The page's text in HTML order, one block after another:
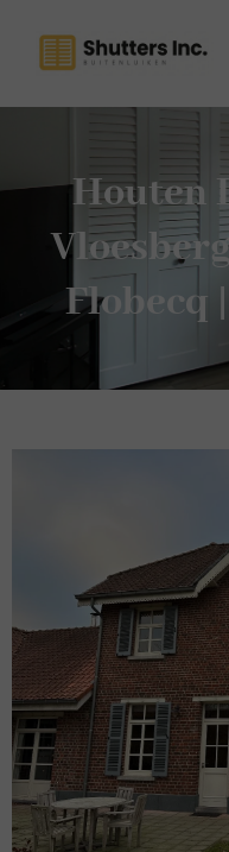
Houten
Flobecq